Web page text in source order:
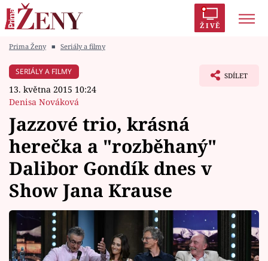
ŽIVĚ
Módní alarm
Témata
Celebrity
Vztahy
Seriály
Prima Ženy ■ Seriály a filmy
SERIÁLY A FILMY
13. května 2015 10:24
Denisa Nováková
SDÍLET
Jazzové trio, krásná
herečka a "rozběhaný"
Dalibor Gondík dnes v
Show Jana Krause